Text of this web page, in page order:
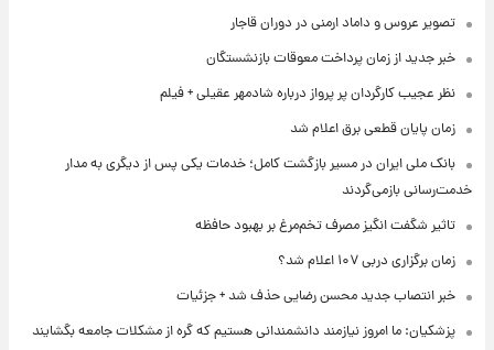
تصویر عروس و داماد ارمنی در دوران قاجار
خبر جدید از زمان پرداخت معوقات بازنشستگان
نظر عجیب کارگردان پر پرواز درباره شادمهر عقیلی + فیلم
زمان پایان قطعی برق اعلام شد
بانک ملی ایران در مسیر بازگشت کامل؛ خدمات یکی پس از دیگری به مدار
خدمت‌رسانی بازمی‌گردند
تاثیر شگفت انگیز مصرف تخم‌مرغ بر بهبود حافظه
زمان برگزاری دربی ۱۰۷ اعلام شد؟
خبر انتصاب جدید محسن رضایی حذف شد + جزئیات
پزشکیان: ما امروز نیازمند دانشمندانی هستیم که گره از مشکلات جامعه بگشایند